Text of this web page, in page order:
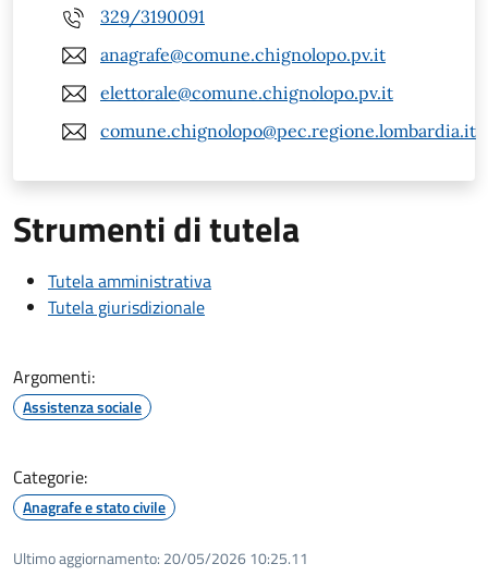
329/3190091
anagrafe@comune.chignolopo.pv.it
elettorale@comune.chignolopo.pv.it
comune.chignolopo@pec.regione.lombardia.it
Strumenti di tutela
Tutela amministrativa
Tutela giurisdizionale
Argomenti:
Assistenza sociale
Categorie:
Anagrafe e stato civile
Ultimo aggiornamento: 20/05/2026 10:25.11